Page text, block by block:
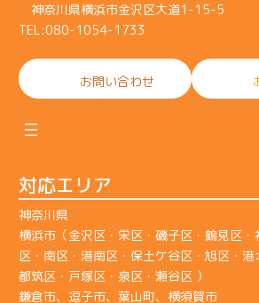
神奈川県横浜市金沢区大道1-15-5
TEL:080-1054-1733
お問い合わせ
対応エリア
神奈川県
横浜市（金沢区・栄区・磯子区・鶴見区・
区・南区・港南区・保土ケ谷区・旭区・港
都筑区・戸塚区・泉区・瀬谷区 ）
鎌倉市、逗子市、葉山町、横須賀市